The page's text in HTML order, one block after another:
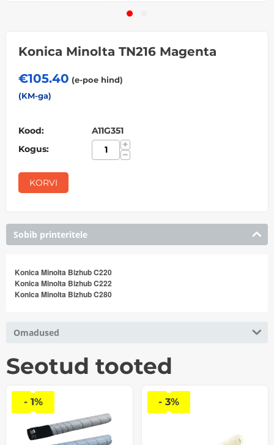
Konica Minolta TN216 Magenta
€105.40 (e-poe hind)
(KM-ga)
Kood:
A11G351
Kogus:
+
−
KORVI
Sobib printeritele
Konica Minolta Bizhub C220
Konica Minolta Bizhub C222
Konica Minolta Bizhub C280
Omadused
Seotud tooted
- 1% - 3%